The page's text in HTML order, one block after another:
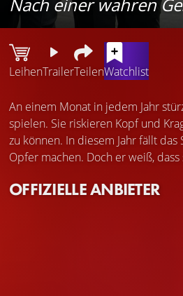
LeihenTrailerTeilenWatchlist
An einem Monat in jedem Jahr
spielen. Sie riskieren Kopf und
zu können. In diesem Jahr fällt
Opfer machen. Doch er weiß,
OFFIZIELLE ANBIETER